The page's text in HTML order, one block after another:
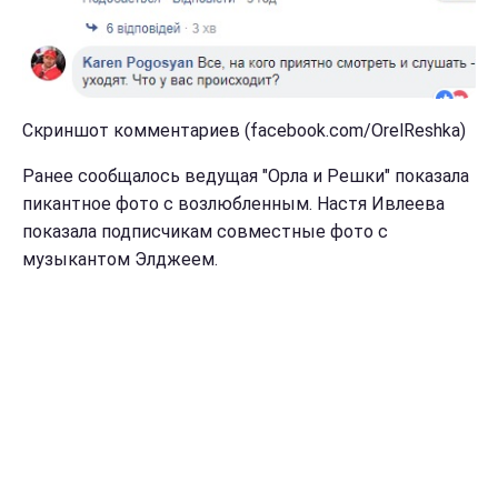
Скриншот комментариев (facebook.com/OrelReshka)
Ранее сообщалось ведущая "Орла и Решки" показала
пикантное фото с возлюбленным. Настя Ивлеева
показала подписчикам совместные фото с
музыкантом Элджеем.